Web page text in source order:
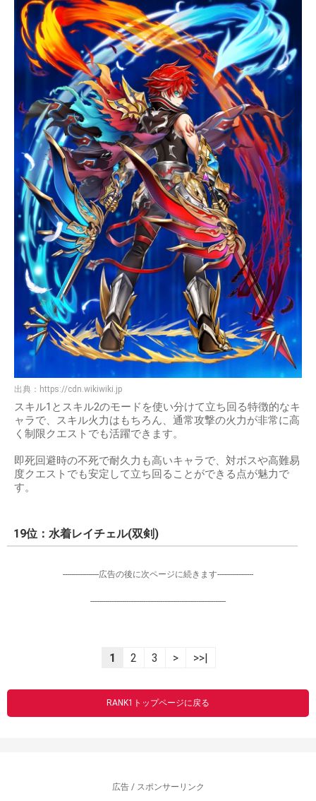
出典： https://cdn.wikiwiki.jp
スキル1とスキル2のモードを使い分けて立ち回る特徴的なキ
ャラで、スキル火力はもちろん、通常攻撃の火力が非常に高
く制限クエストでも活躍できます。
即死回避時の不死で耐久力も高いキャラで、対ボスや高難易
度クエストでも安定して立ち回ることができる点が魅力で
す。
19位：水着レイチェル(双剣)
-----------------広告の後に次ページに続きます-----------------
----------------------------------------------------------------
1 2 3 > >>|
RANK1トップページに戻る
広告 / スポンサーリンク